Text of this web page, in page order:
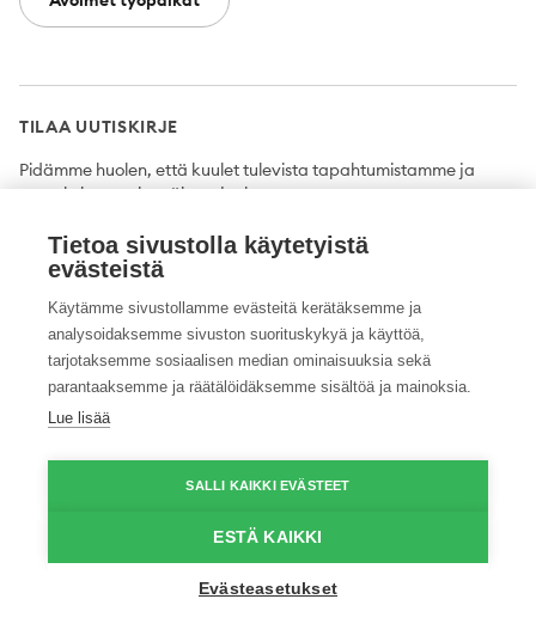
TILAA UUTISKIRJE
Pidämme huolen, että kuulet tulevista tapahtumistamme ja
uutuuksista ensimmäisten joukossa.
Tilaa
Twitter FacebookYouTubeInstagramLinkedIn
© 2026 ProAgria. Kaikki oikeudet pidätetään.
Tietoa sivustolla käytetyistä
evästeistä
Käytämme sivustollamme evästeitä kerätäksemme ja
analysoidaksemme sivuston suorituskykyä ja käyttöä,
tarjotaksemme sosiaalisen median ominaisuuksia sekä
parantaaksemme ja räätälöidäksemme sisältöä ja mainoksia.
Lue lisää
SALLI KAIKKI EVÄSTEET
ESTÄ KAIKKI
Evästeasetukset